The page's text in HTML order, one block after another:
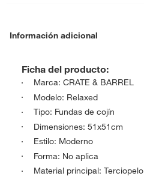
Información adicional
Ficha del producto:
Marca: CRATE & BARREL
Modelo: Relaxed
Tipo: Fundas de cojín
Dimensiones: 51x51cm
Estilo: Moderno
Forma: No aplica
Material principal: Terciopelo